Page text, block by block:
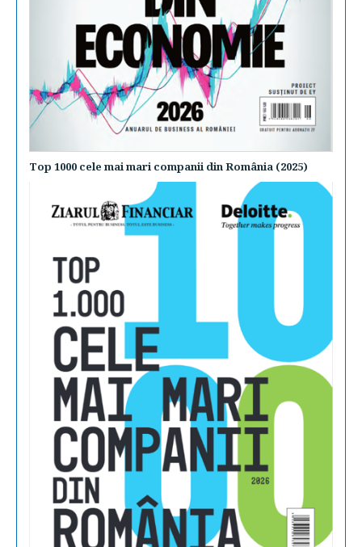
Top 1000 cele mai mari companii din România (2025)